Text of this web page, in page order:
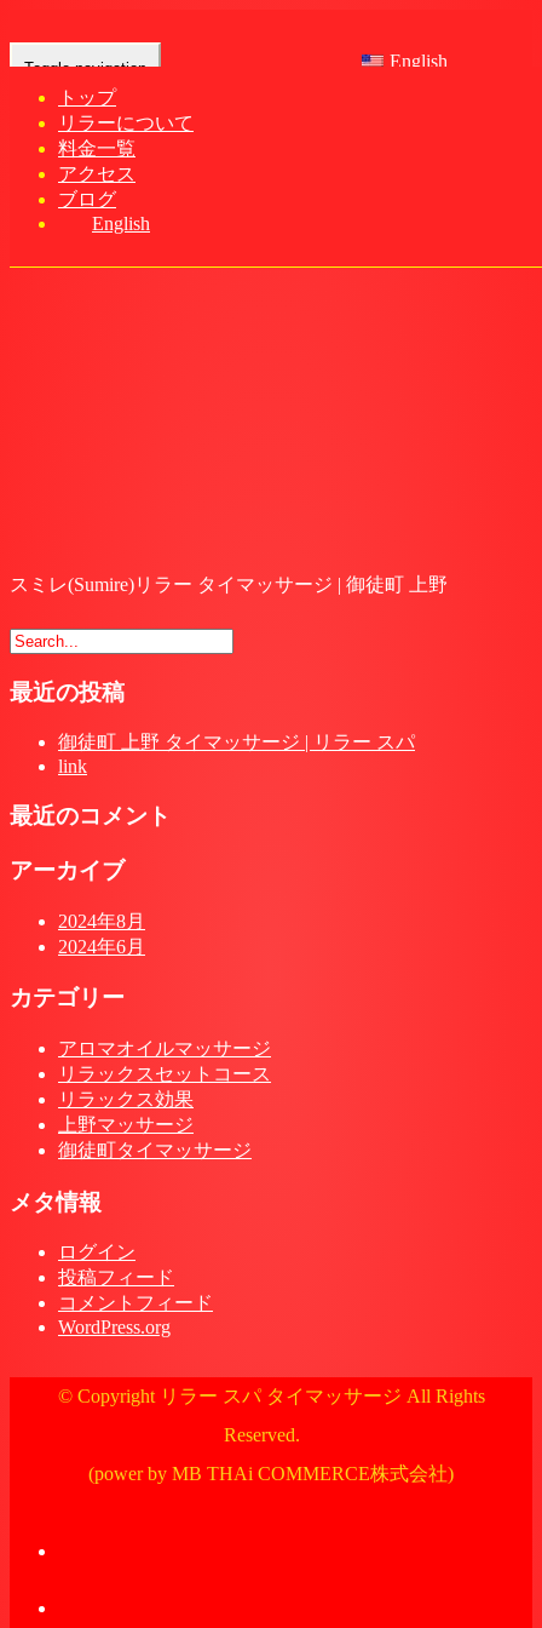
English
Toggle navigation
トップ
リラーについて
料金一覧
アクセス
ブログ
English
Home -スミレ…
スミレ(Sumire)リラー タイマッサージ | 御徒町 上野
最近の投稿
御徒町 上野 タイマッサージ | リラー スパ
link
最近のコメント
アーカイブ
2024年8月
2024年6月
カテゴリー
アロマオイルマッサージ
リラックスセットコース
リラックス効果
上野マッサージ
御徒町タイマッサージ
メタ情報
ログイン
投稿フィード
コメントフィード
WordPress.org
© Copyright リラー スパ タイマッサージ All Rights
Reserved.
(power by MB THAi COMMERCE株式会社)